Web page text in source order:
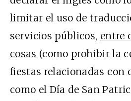
limitar el uso de
servicios públicos, entre
cosas (como prohibir la
fiestas relacionadas con
como el Día de San